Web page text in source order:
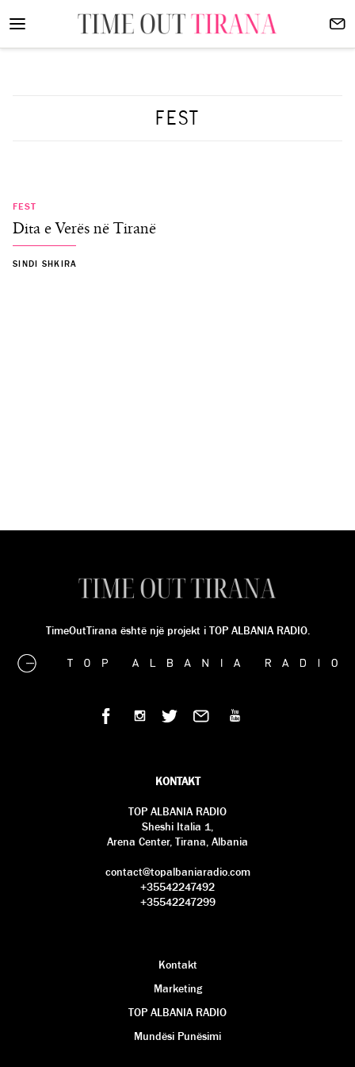
FEST
FEST
Dita e Verës në Tiranë
SINDI SHKIRA
TimeOutTirana është një projekt i TOP ALBANIA RADIO.
KONTAKT
TOP ALBANIA RADIO
Sheshi Italia 1,
Arena Center, Tirana, Albania
contact@topalbaniaradio.com
+35542247492
+35542247299
Kontakt
Marketing
TOP ALBANIA RADIO
Mundësi Punësimi